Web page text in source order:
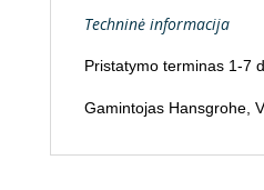
Techninė informacija
Pristatymo terminas 1-7
Gamintojas Hansgrohe,